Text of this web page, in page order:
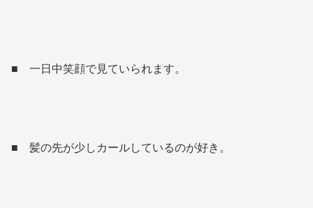
■ 一日中笑顔で見ていられます。
■ 髪の先が少しカールしているのが好き。